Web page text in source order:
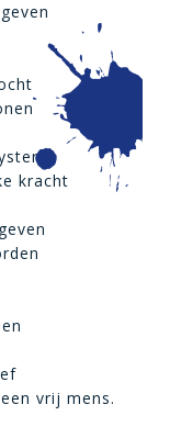
kracht
vrij mens.